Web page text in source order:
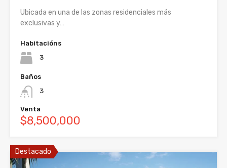
Ubicada en una de las zonas residenciales más
exclusivas y…
Habitacións
3
Baños
3
Venta
$8,500,000
Destacado